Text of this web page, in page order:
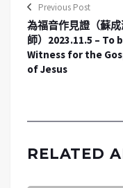
Previous Post
為福音作見證（蘇
師）2023.11.5 – To
Witness for the
of Jesus
RELATED